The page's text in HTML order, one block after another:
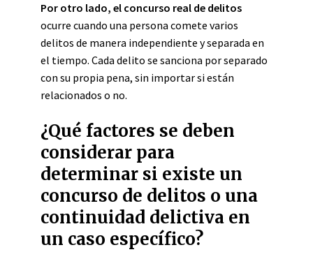
Por otro lado, el concurso real de delitos
ocurre cuando una persona comete varios
delitos de manera independiente y separada en
el tiempo. Cada delito se sanciona por separado
con su propia pena, sin importar si están
relacionados o no.
¿Qué factores se deben
considerar para
determinar si existe un
concurso de delitos o una
continuidad delictiva en
un caso específico?